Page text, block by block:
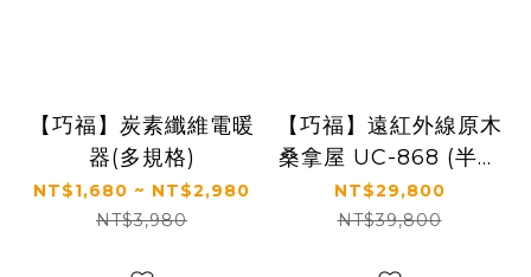
【巧福】炭素纖維電暖
器(多規格)
NT$1,680 ~ NT$2,980
NT$3,980
【巧福】遠紅外線原木
桑拿屋 UC-868 (半身
款)
NT$29,800
NT$39,800